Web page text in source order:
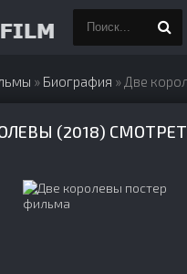
» Биография » Две
(2018)